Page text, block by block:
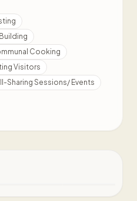
Cooking
Visitors
Sharing Sessions/ Events